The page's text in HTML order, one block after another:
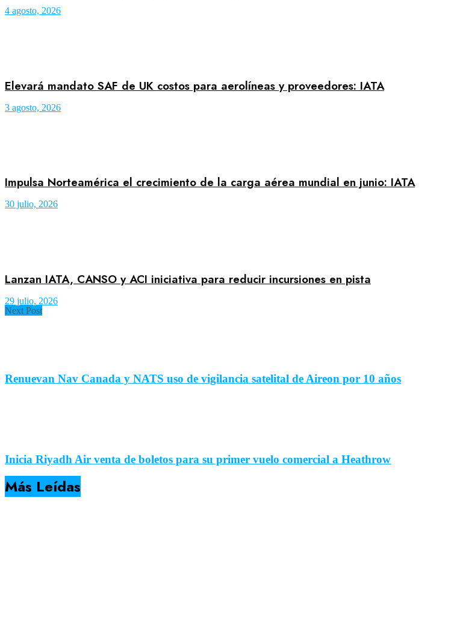
4 agosto, 2026
Elevará mandato SAF de UK costos para aerolíneas y proveedores: IATA
3 agosto, 2026
Impulsa Norteamérica el crecimiento de la carga aérea mundial en junio: IATA
30 julio, 2026
Lanzan IATA, CANSO y ACI iniciativa para reducir incursiones en pista
29 julio, 2026
Next Post
Renuevan Nav Canada y NATS uso de vigilancia satelital de Aireon por 10 años
Inicia Riyadh Air venta de boletos para su primer vuelo comercial a Heathrow
Más Leídas